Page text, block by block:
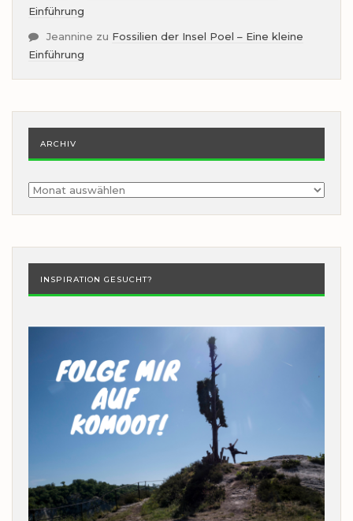
Einführung
Jeannine zu Fossilien der Insel Poel – Eine kleine
Einführung
ARCHIV
Archiv
INSPIRATION GESUCHT?